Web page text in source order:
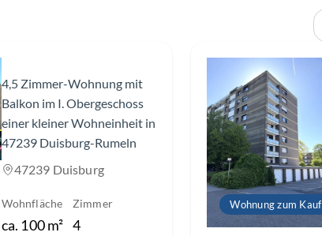
4,5 Zimmer-Wohnung mit
Balkon im I. Obergeschoss
einer kleiner Wohneinheit in
47239 Duisburg-Rumeln
47239 Duisburg
Wohnfläche
ca. 100m²
Zimmer
4
Slide 1 of 10
Wohnung zum Kauf